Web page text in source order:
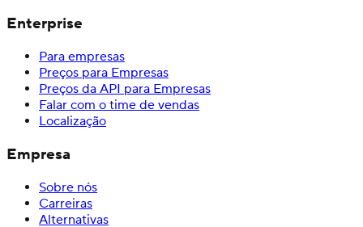
Enterprise
Para empresas
Preços para Empresas
Preços da API para Empresas
Falar com o time de vendas
Localização
Empresa
Sobre nós
Carreiras
Alternativas